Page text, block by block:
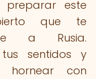
preparar este
que te
a Rusia.
sentidos y
con